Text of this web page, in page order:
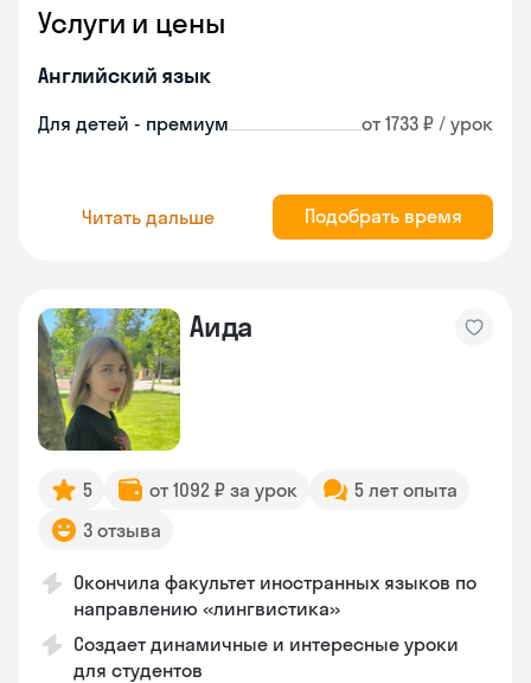
Услуги и цены
Английский язык
Для детей - премиум от 1733 ₽ / урок
Читать дальше Подобрать время
Аида
5 от 1092 ₽ за урок
5 лет опыта
3 отзыва
Окончила факультет иностранных языков по
направлению «лингвистика»
Создает динамичные и интересные уроки
для студентов